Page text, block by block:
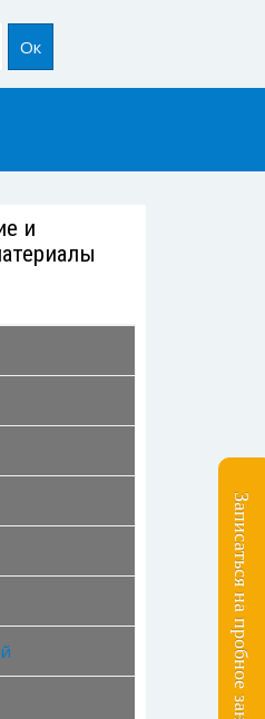
Ок
и
Записаться на пробное занятие